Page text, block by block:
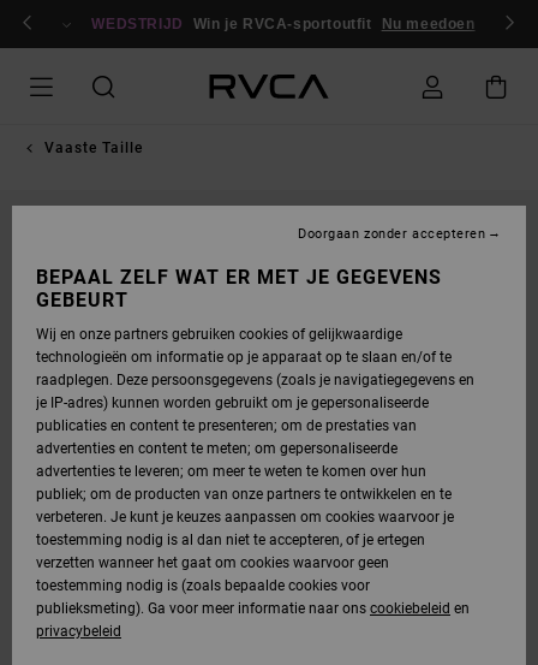
NAAR/ registrerenWEDSTRIJD Win je RVCA-sportoutfit Nu meedoen
Vaaste Taille
BEPAAL ZELF WAT ER MET JE GEGEVENS
GEBEURT
Wij en onze partners gebruiken cookies of gelijkwaardige
technologieën om informatie op je apparaat op te slaan en/of te
raadplegen. Deze persoonsgegevens (zoals je navigatiegegevens en
je IP-adres) kunnen worden gebruikt om je gepersonaliseerde
publicaties en content te presenteren; om de prestaties van
advertenties en content te meten; om gepersonaliseerde
advertenties te leveren; om meer te weten te komen over hun
publiek; om de producten van onze partners te ontwikkelen en te
verbeteren. Je kunt je keuzes aanpassen om cookies waarvoor je
toestemming nodig is al dan niet te accepteren, of je ertegen
verzetten wanneer het gaat om cookies waarvoor geen
toestemming nodig is (zoals bepaalde cookies voor
publieksmeting). Ga voor meer informatie naar ons cookiebeleid en
privacybeleid
Doorgaan zonder accepteren